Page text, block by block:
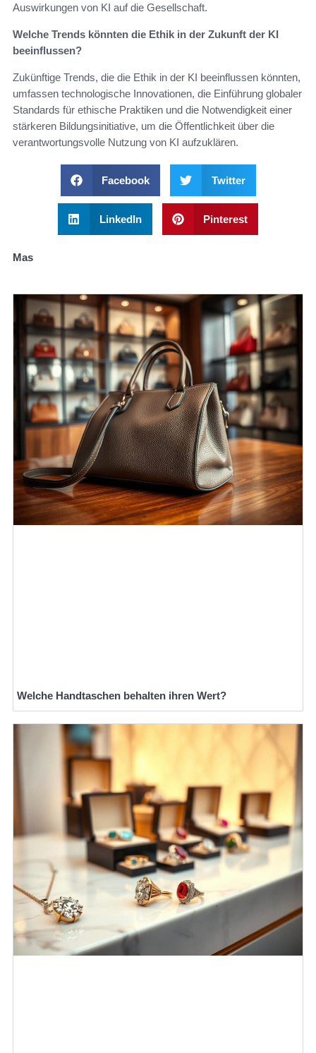
Auswirkungen von KI auf die Gesellschaft.
Welche Trends könnten die Ethik in der Zukunft der KI
beeinflussen?
Zukünftige Trends, die die Ethik in der KI beeinflussen könnten,
umfassen technologische Innovationen, die Einführung globaler
Standards für ethische Praktiken und die Notwendigkeit einer
stärkeren Bildungsinitiative, um die Öffentlichkeit über die
verantwortungsvolle Nutzung von KI aufzuklären.
Facebook Twitter
LinkedIn Pinterest
Mas
Welche Handtaschen behalten ihren Wert?